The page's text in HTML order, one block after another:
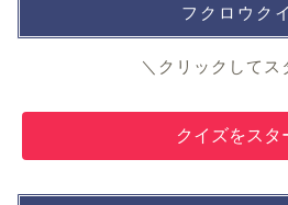
フクロウク
＼クリックしてス
クイズをスタ